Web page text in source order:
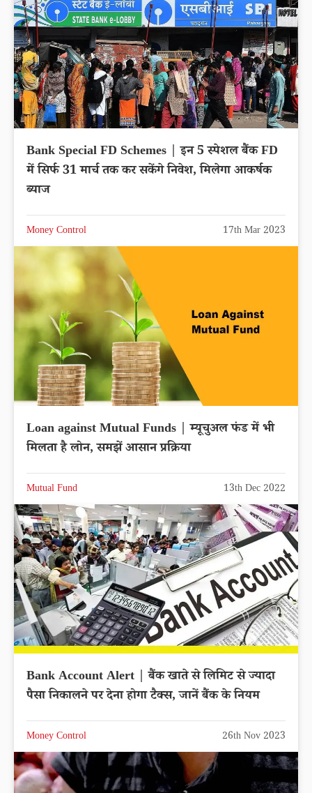
Bank Special FD Schemes | इन 5 स्पेशल बैंक FD
में सिर्फ 31 मार्च तक कर सकेंगे निवेश, मिलेगा आकर्षक
ब्याज
Money Control 17th Mar 2023
Loan against Mutual Funds | म्यूचुअल फंड में भी
मिलता है लोन, समझें आसान प्रक्रिया
Mutual Fund 13th Dec 2022
Bank Account Alert | बैंक खाते से लिमिट से ज्यादा
पैसा निकालने पर देना होगा टैक्स, जानें बैंक के नियम
Money Control 26th Nov 2023